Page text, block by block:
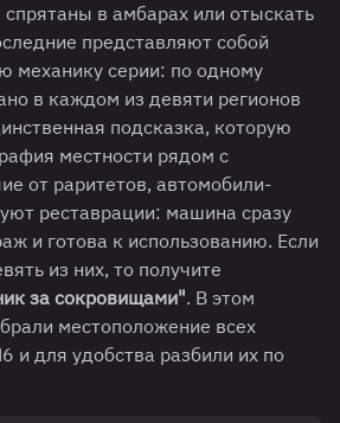
спрятаны в амбарах или отыскать
представляют собой
механику серии: по одному
в каждом из девяти регионов
подсказка, которую
местности рядом с
от раритетов, автомобили-
реставрации: машина сразу
и готова к использованию. Если
из них, то получите
за сокровищами". В этом
местоположение всех
и для удобства разбили их по